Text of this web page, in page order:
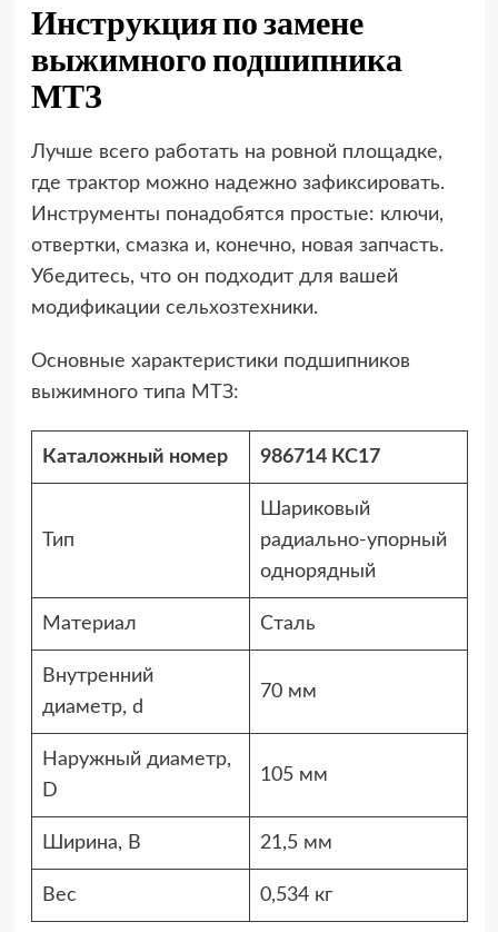
Инструкция по замене
выжимного подшипника
МТЗ
Лучше всего работать на ровной площадке,
где трактор можно надежно зафиксировать.
Инструменты понадобятся простые: ключи,
отвертки, смазка и, конечно, новая запчасть.
Убедитесь, что он подходит для вашей
модификации сельхозтехники.
Основные характеристики подшипников
выжимного типа МТЗ:
Каталожный номер 986714 КС17
Тип
Шариковый
радиально-упорный
однорядный
Материал Сталь
Внутренний
диаметр, d
70 мм
Наружный диаметр,
D
105 мм
Ширина, B 21,5 мм
Вес 0,534 кг